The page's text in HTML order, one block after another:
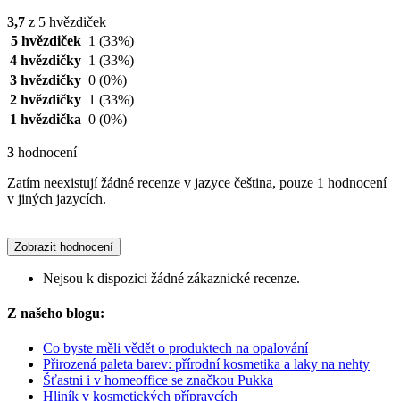
3,7 z 5 hvězdiček
5 hvězdiček 1 (33%)
4 hvězdičky 1 (33%)
3 hvězdičky 0 (0%)
2 hvězdičky 1 (33%)
1 hvězdička 0 (0%)
3 hodnocení
Zatím neexistují žádné recenze v jazyce čeština, pouze 1 hodnocení
v jiných jazycích.
Zobrazit hodnocení
Nejsou k dispozici žádné zákaznické recenze.
Z našeho blogu:
Co byste měli vědět o produktech na opalování
Přirozená paleta barev: přírodní kosmetika a laky na nehty
Šťastni i v homeoffice se značkou Pukka
Hliník v kosmetických přípravcích